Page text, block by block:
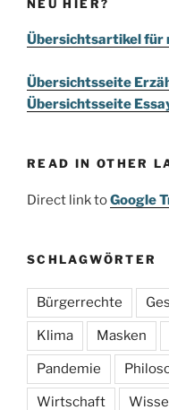
NEU HIER?
Übersichtsartikel für
Übersichtsseite
Übersichtsseite
READ IN OTHER
Direct link toGoogle
SCHLAGWÖRTER
Bürgerrechte
Klima Masken
Pandemie
Wirtschaft